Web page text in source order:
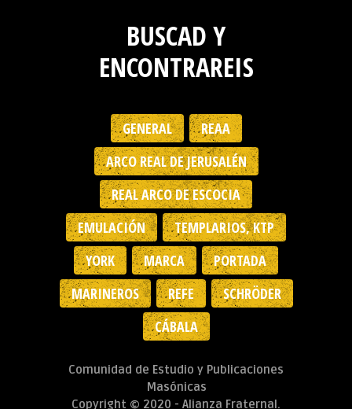
BUSCAD Y
ENCONTRAREIS
GENERAL
REAA
ARCO REAL DE JERUSALÉN
REAL ARCO DE ESCOCIA
EMULACIÓN
TEMPLARIOS, KTP
YORK
MARCA
PORTADA
MARINEROS
REFE
SCHRÖDER
CÁBALA
Comunidad de Estudio y Publicaciones
Masónicas
Copyright © 2020 - Alianza Fraternal.